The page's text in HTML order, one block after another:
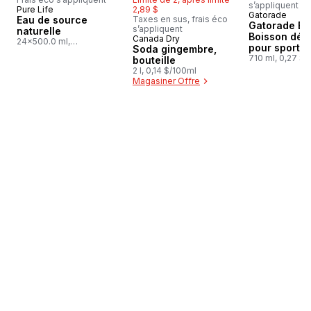
Préparé au Canada
Pure Life
Eau de source
naturelle
24x500.0 ml,
2,89 $
Taxes en sus, frais éco
s’appliquent
Préparé au Canada
Canada Dry
Soda gingembre,
bouteille
2 l, 0,14 $/100ml
Magasiner Offre
s’appliquent
Gatorade
Gatorade
Boisson
pour
710 ml, 0,27 $/